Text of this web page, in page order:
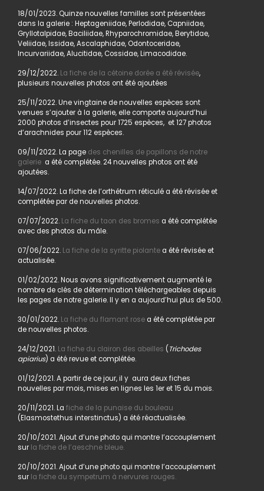
18/01/2023. Quinze nouvelles familles sont présentées
dans la galerie : Heptageniidae, Perlodidae, Capniidae,
Gryllotalpidae, Baciliidae, Rhyparochromidae, Berytidae,
Veliidae, Issidae, Ascalaphidae, Odontoceridae,
Incurvariidae, Alucitidae, Cossidae, Limacodidae.
29/12/2022. La fiche de la cétoine dorée a été révisée,
plusieurs nouvelles photos ont été ajoutées
25/11/2022. Une vingtaine de nouvelles espèces sont
venues s’ajouter à la galerie, elle comporte aujourd’hui
2000 photos d’insectes pour 1725 espèces, et 127 photos
d’arachnides pour 112 espèces.
09/11/2022. La page des chenilles de papillons de notre
galerie a été complétée. 24 nouvelles photos ont été
ajoutées.
14/07/2022. La fiche de l’orthétrum réticulé a été révisée et
complétée par de nouvelles photos.
07/07/2022. La fiche du taon des bromes a été complétée
avec des photos du mâle.
07/06/2022. La fiche de la syritte piolantea été révisée et
actualisée.
01/02/2022. Nous avons significativement augmenté le
nombre de clés de détermination téléchargeables depuis
les pages de notre galerie. Il y en a aujourd’hui plus de 500.
30/01/2022. La fiche du flamant rosea été complétée par
de nouvelles photos.
24/12/2021. La fiche du clairon des abeilles ( Trichodes
apiarius) a été revue et complétée.
01/12/2021. A partir de ce jour, il y aura deux fiches
nouvelles par mois, mises en lignes les 1er et 15 du mois.
20/11/2021. La fiche de la punaise du bouleau
(Elasmostethus interstinctus) a été réactualisée.
20/10/2021. Ajout d’une photo qui montre l’accouplement
sur la fiche de l’aeschne bleue.
20/10/2021. Ajout d’une photo qui montre l’accouplement
sur la fiche du sympetrum à nervures rouges.